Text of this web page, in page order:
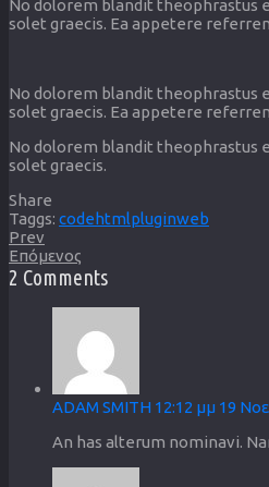
No dolorem blandit theophrastus
solet graecis. Ea appetere
No dolorem blandit theophrastus
solet graecis. Ea appetere
No dolorem blandit theophrastus
solet graecis.
Share
Taggs: codehtmlpluginweb
Prev
Επόμενος
2 Comments
ADAM SMITH 12:12 μμ 19
An has alterum nominavi.